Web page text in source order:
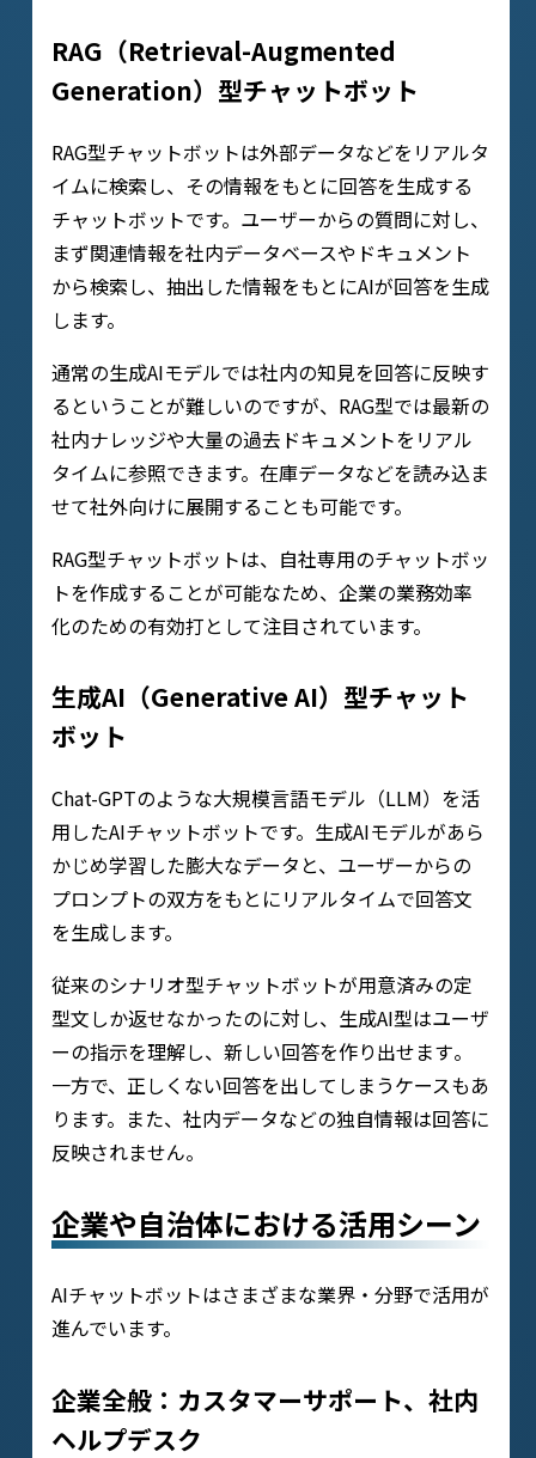
RAG（Retrieval-Augmented
Generation）型チャットボット
RAG型チャットボットは外部データなどをリアルタ
イムに検索し、その情報をもとに回答を生成する
チャットボットです。ユーザーからの質問に対し、
まず関連情報を社内データベースやドキュメント
から検索し、抽出した情報をもとにAIが回答を生成
します。
通常の生成AIモデルでは社内の知見を回答に反映す
るということが難しいのですが、RAG型では最新の
社内ナレッジや大量の過去ドキュメントをリアル
タイムに参照できます。在庫データなどを読み込ま
せて社外向けに展開することも可能です。
RAG型チャットボットは、自社専用のチャットボッ
トを作成することが可能なため、企業の業務効率
化のための有効打として注目されています。
生成AI（Generative AI）型チャット
ボット
Chat-GPTのような大規模言語モデル（LLM）を活
用したAIチャットボットです。生成AIモデルがあら
かじめ学習した膨大なデータと、ユーザーからの
プロンプトの双方をもとにリアルタイムで回答文
を生成します。
従来のシナリオ型チャットボットが用意済みの定
型文しか返せなかったのに対し、生成AI型はユーザ
ーの指示を理解し、新しい回答を作り出せます​。
一方で、正しくない回答を出してしまうケースもあ
ります。また、社内データなどの独自情報は回答に
反映されません。
企業や自治体における活用シーン
AIチャットボットはさまざまな業界・分野で活用が
進んでいます。
企業全般：カスタマーサポート、社内
ヘルプデスク